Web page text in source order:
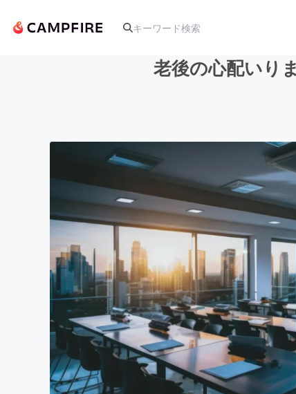
アート・写真
テクノロジー・ガジェット
映像・映画
ビジネス・起業
まちづくり・地域活性化
老後の心配いり